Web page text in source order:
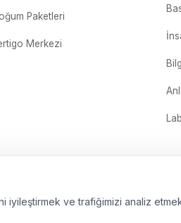
Paketleri
Merkezi
iyileştirmek ve trafiğimizi analiz etmek